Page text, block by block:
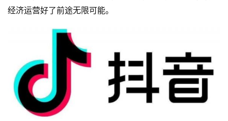
经济运营好了前途无限可能。